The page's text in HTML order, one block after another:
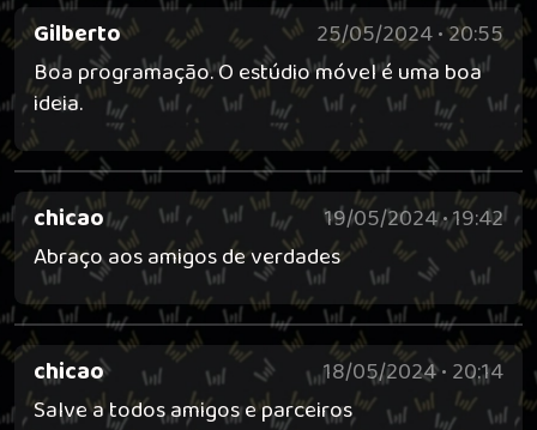
Gilberto
25/05/2024 • 20:55
Boa programação. O estúdio móvel é uma boa
ideia.
chicao
19/05/2024 • 19:42
Abraço aos amigos de verdades
chicao
18/05/2024 • 20:14
Salve a todos amigos e parceiros